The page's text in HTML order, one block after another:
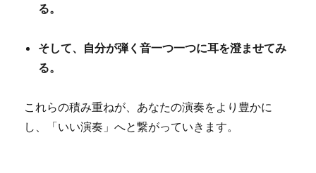
る。
そして、自分が弾く音一つ一つに耳を澄ませてみ
る。
これらの積み重ねが、あなたの演奏をより豊かに
し、「いい演奏」へと繋がっていきます。